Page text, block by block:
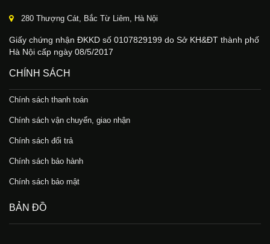
280 Thượng Cát, Bắc Từ Liêm, Hà Nội
Giấy chứng nhận ĐKKD số 0107829199 do Sở KH&ĐT thành phố
Hà Nội cấp ngày 08/5/2017
CHÍNH SÁCH
Chính sách thanh toán
Chính sách vận chuyển, giao nhận
Chính sách đổi trả
Chính sách bảo hành
Chính sách bảo mật
BẢN ĐỒ